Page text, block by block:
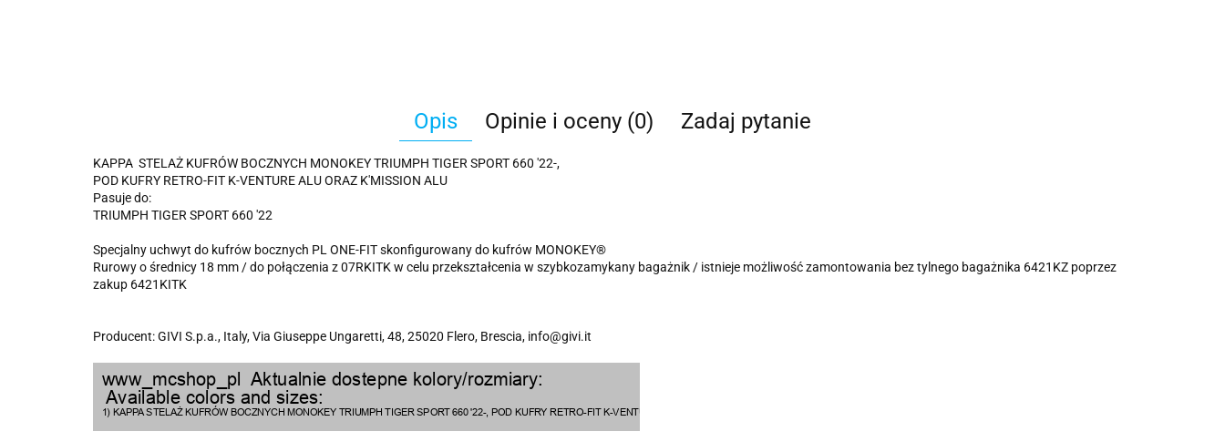
Opis Opinie i oceny (0) Zadaj pytanie
KAPPA STELAŻ KUFRÓW BOCZNYCH MONOKEY TRIUMPH TIGER SPORT 660 '22-,
POD KUFRY RETRO-FIT K-VENTURE ALU ORAZ K'MISSION ALU
Pasuje do:
TRIUMPH TIGER SPORT 660 '22
Specjalny uchwyt do kufrów bocznych PL ONE-FIT skonfigurowany do kufrów MONOKEY®
Rurowy o średnicy 18 mm / do połączenia z 07RKITK w celu przekształcenia w szybkozamykany bagażnik / istnieje możliwość zamontowania bez tylnego bagażnika 6421KZ poprzez
zakup 6421KITK
Producent: GIVI S.p.a., Italy, Via Giuseppe Ungaretti, 48, 25020 Flero, Brescia, info@givi.it